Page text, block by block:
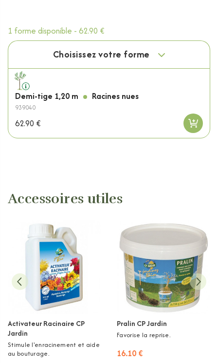
1 forme disponible - 62.90 €
Choisissez votre forme
Demi-tige 1,20 m Racines nues
939040
62.90 €
Accessoires utiles
Activateur Racinaire CP
Jardin
Stimule l'enracinement et aide
au bouturage.
Pralin CP Jardin
Favorise la reprise.
16.10 €